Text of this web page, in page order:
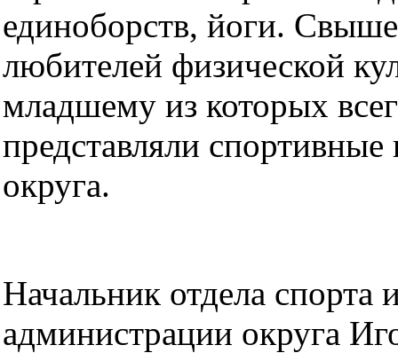
единоборств, йоги.
любителей физической
младшему из которых
представляли
округа.
Начальник отдела спорта
администрации округа